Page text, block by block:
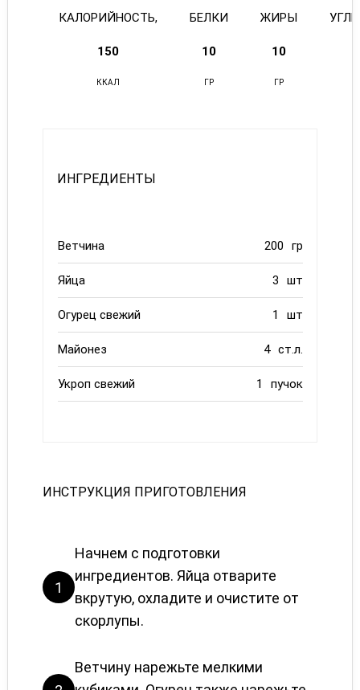
КАЛОРИЙНОСТЬ, БЕЛКИ ЖИРЫ
150 10 10
ККАЛ ГР ГР
ИНГРЕДИЕНТЫ
Ветчина 200 гр
Яйца 3 шт
Огурец свежий 1 шт
Майонез 4 ст.л.
Укроп свежий 1 пучок
ИНСТРУКЦИЯ ПРИГОТОВЛЕНИЯ
1
Начнем с подготовки
ингредиентов. Яйца отварите
вкрутую, охладите и очистите от
скорлупы.
Ветчину нарежьте мелкими